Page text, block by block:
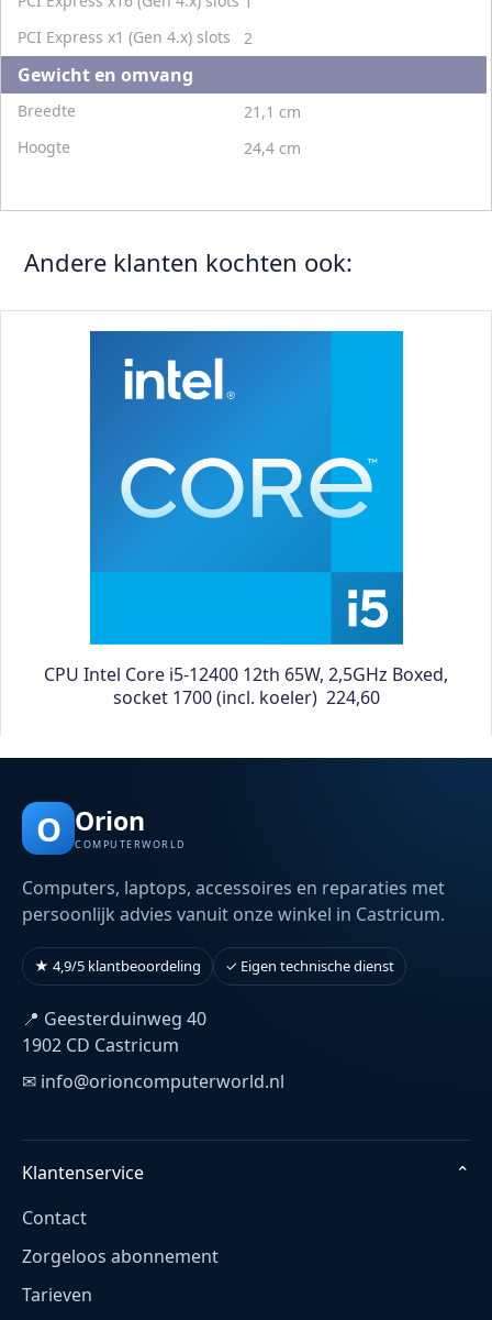
PCI Express x1 (Gen 4.x) slots
2
Gewicht en omvang
Breedte
21,1 cm
Hoogte
24,4 cm
Andere klanten kochten ook:
CPU Intel Core i5-12400 12th 65W, 2,5GHz Boxed,
socket 1700 (incl. koeler) 224,60
O Orion
COMPUTERWORLD
Computers, laptops, accessoires en reparaties met
persoonlijk advies vanuit onze winkel in Castricum.
★ 4,9/5 klantbeoordeling ✓ Eigen technische dienst
📍 Geesterduinweg 40
1902 CD Castricum
✉ info@orioncomputerworld.nl
Klantenservice
⌄
Contact
Zorgeloos abonnement
Tarieven